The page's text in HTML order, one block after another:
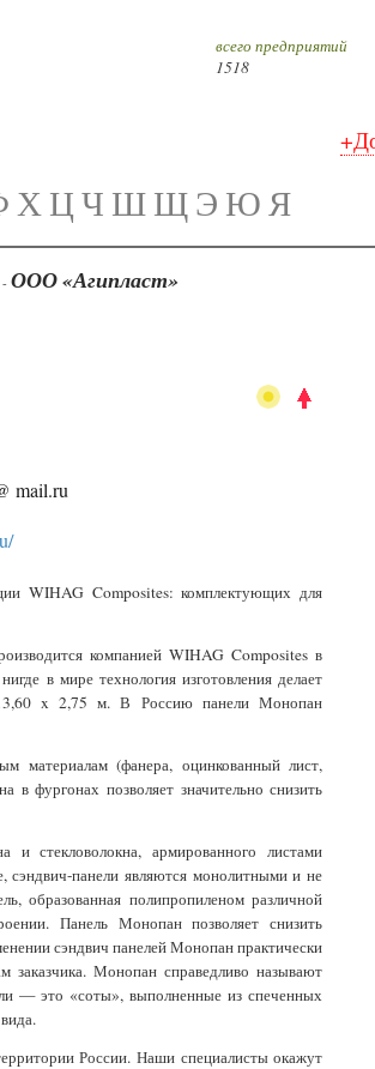
всего предприятий
1518
ХЦЧ ШЩЭ ЮЯ
-ООО «Агипласт»
mail.ru
WIHAG Composites: комплектующих для
компанией WIHAG Composites в
в мире технология изготовления делает
13,60 x 2,75 м. В Россию панели Монопан
материалам (фанера, оцинкованный лист,
фургонах позволяет значительно снизить
и стекловолокна, армированного листами
сэндвич-панели являются монолитными и не
образованная полипропиленом различной
Панель Монопан позволяет снизить
сэндвич панелей Монопан практически
заказчика. Монопан справедливо называют
— это «соты», выполненные из спеченных
России. Наши специалисты окажут